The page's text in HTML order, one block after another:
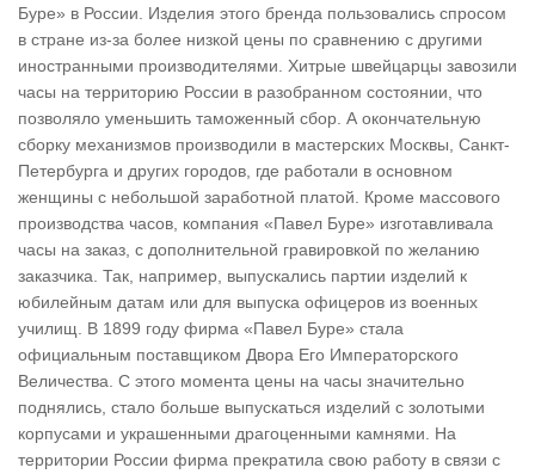
Буре» в России. Изделия этого бренда пользовались спросом
в стране из-за более низкой цены по сравнению с другими
иностранными производителями. Хитрые швейцарцы завозили
часы на территорию России в разобранном состоянии, что
позволяло уменьшить таможенный сбор. А окончательную
сборку механизмов производили в мастерских Москвы, Санкт-
Петербурга и других городов, где работали в основном
женщины с небольшой заработной платой. Кроме массового
производства часов, компания «Павел Буре» изготавливала
часы на заказ, с дополнительной гравировкой по желанию
заказчика. Так, например, выпускались партии изделий к
юбилейным датам или для выпуска офицеров из военных
училищ. В 1899 году фирма «Павел Буре» стала
официальным поставщиком Двора Его Императорского
Величества. С этого момента цены на часы значительно
поднялись, стало больше выпускаться изделий с золотыми
корпусами и украшенными драгоценными камнями. На
территории России фирма прекратила свою работу в связи с